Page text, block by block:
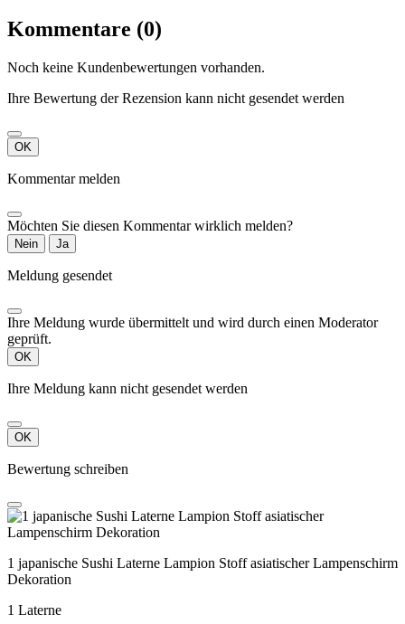
Kommentare (0)
Noch keine Kundenbewertungen vorhanden.
Ihre Bewertung der Rezension kann nicht gesendet werden
OK
Kommentar melden
Möchten Sie diesen Kommentar wirklich melden?
Nein Ja
Meldung gesendet
Ihre Meldung wurde übermittelt und wird durch einen Moderator
geprüft.
OK
Ihre Meldung kann nicht gesendet werden
OK
Bewertung schreiben
1 japanische Sushi Laterne Lampion Stoff asiatischer Lampenschirm
Dekoration
1 Laterne